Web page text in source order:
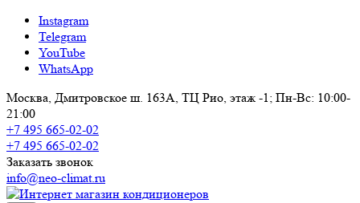
Instagram
Telegram
YouTube
WhatsApp
Москва, Дмитровское ш. 163А, ТЦ Рио, этаж -1; Пн-Вс: 10:00-
21:00
+7 495 665-02-02
+7 495 665-02-02
Заказать звонок
info@neo-climat.ru